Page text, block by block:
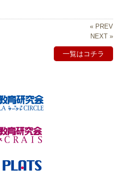
« PREV
NEXT »
一覧はコチラ